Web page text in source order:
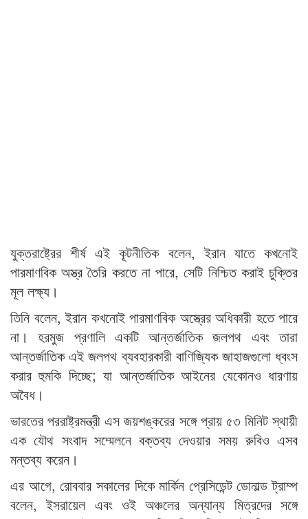
যুক্তরাষ্ট্রের শীর্ষ এই কূটনীতিক বলেন, ইরান যাতে কখনোই
পারমাণবিক অস্ত্র তৈরি করতে না পারে, সেটি নিশ্চিত করাই চুক্তির
মূল লক্ষ্য।
তিনি বলেন, ইরান কখনোই পারমাণবিক অস্ত্রের অধিকারী হতে পারে
না। হরমুজ প্রণালি একটি আন্তর্জাতিক জলপথ এবং তারা
আন্তর্জাতিক এই জলপথ ব্যবহারকারী বাণিজ্যিক জাহাজগুলো ধ্বংস
করার হুমকি দিচ্ছে; যা আন্তর্জাতিক আইনের যেকোনও ধারণায়
অবৈধ।
ভারতের পররাষ্ট্রমন্ত্রী এস জয়শঙ্করের সঙ্গে প্রায় ৫৩ মিনিট স্থায়ী
এক যৌথ সংবাদ সম্মেলনে বক্তব্য দেওয়ার সময় রুবিও এসব
মন্তব্য করেন।
এর আগে, রোববার সকালের দিকে মার্কিন প্রেসিডেন্ট ডোনাল্ড ট্রাম্প
বলেন, ইসরায়েল এবং ওই অঞ্চলের অন্যান্য মিত্রদের সঙ্গে